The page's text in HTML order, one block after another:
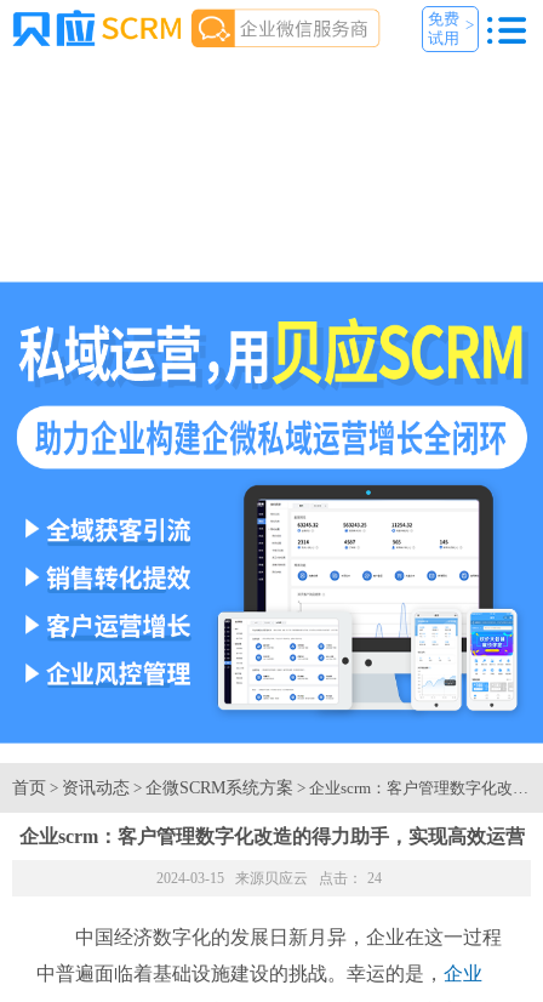
免费
试用
>
首页 > 资讯动态 > 企微SCRM系统方案 > 企业scrm：客户管理数字化改
企业scrm：客户管理数字化改造的得力助手，实现高效运营
2024-03-15 来源贝应云 点击： 24
中国经济数字化的发展日新月异，企业在这一过程
中普遍面临着基础设施建设的挑战。幸运的是， 企业